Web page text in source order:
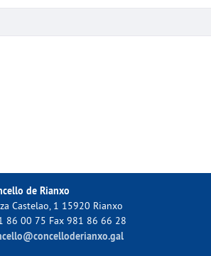
de Rianxo
Castelao, 1 15920 Rianxo
86 00 75 Fax 981 86 66 28